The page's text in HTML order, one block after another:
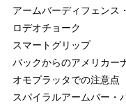
アームバーディフェンス
ロデオチョーク
スマートグリップ
バックからのアメリカー
オモプラッタでの注意点
スパイラルアームバー・